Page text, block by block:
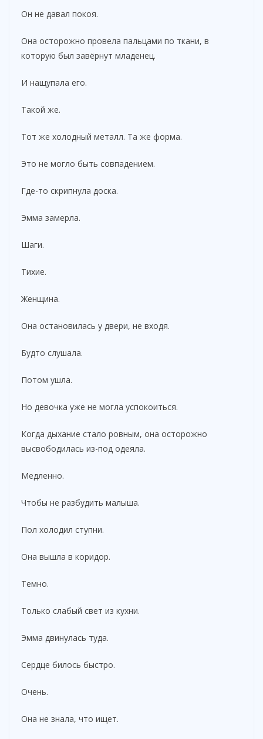
Он не давал покоя.
Она осторожно провела пальцами по ткани, в
которую был завёрнут младенец.
И нащупала его.
Такой же.
Тот же холодный металл. Та же форма.
Это не могло быть совпадением.
Где-то скрипнула доска.
Эмма замерла.
Шаги.
Тихие.
Женщина.
Она остановилась у двери, не входя.
Будто слушала.
Потом ушла.
Но девочка уже не могла успокоиться.
Когда дыхание стало ровным, она осторожно
высвободилась из-под одеяла.
Медленно.
Чтобы не разбудить малыша.
Пол холодил ступни.
Она вышла в коридор.
Темно.
Только слабый свет из кухни.
Эмма двинулась туда.
Сердце билось быстро.
Очень.
Она не знала, что ищет.